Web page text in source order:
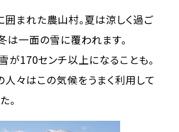
まれた農山村。夏は涼しく過ご
は一面の雪に覆われます。
が170センチ以上になることも。
々はこの気候をうまく利用して
。